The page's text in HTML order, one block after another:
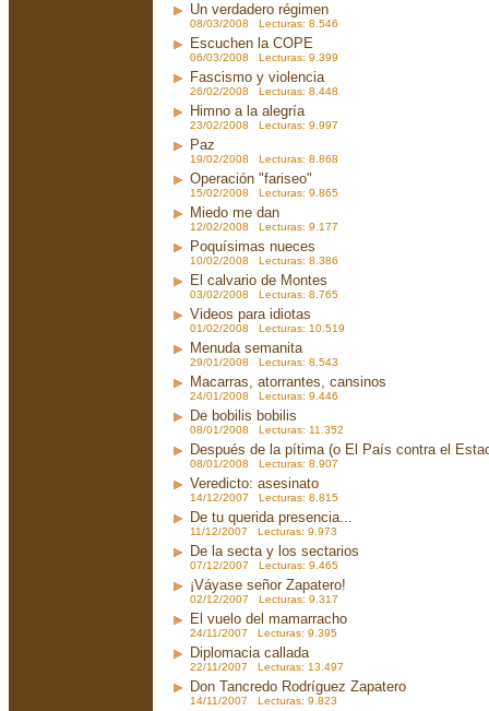
Un verdadero régimen
08/03/2008 Lecturas: 8.546
Escuchen la COPE
06/03/2008 Lecturas: 9.399
Fascismo y violencia
26/02/2008 Lecturas: 8.448
Himno a la alegría
23/02/2008 Lecturas: 9.997
Paz
19/02/2008 Lecturas: 8.868
Operación "fariseo"
15/02/2008 Lecturas: 9.865
Miedo me dan
12/02/2008 Lecturas: 9.177
Poquísimas nueces
10/02/2008 Lecturas: 8.386
El calvario de Montes
03/02/2008 Lecturas: 8.765
Videos para idiotas
01/02/2008 Lecturas: 10.519
Menuda semanita
29/01/2008 Lecturas: 8.543
Macarras, atorrantes, cansinos
24/01/2008 Lecturas: 9.446
De bobilis bobilis
08/01/2008 Lecturas: 11.352
Después de la pítima (o El País contra el
08/01/2008 Lecturas: 8.907
Veredicto: asesinato
14/12/2007 Lecturas: 8.815
De tu querida presencia...
11/12/2007 Lecturas: 9.973
De la secta y los sectarios
07/12/2007 Lecturas: 9.465
¡Váyase señor Zapatero!
02/12/2007 Lecturas: 9.317
El vuelo del mamarracho
24/11/2007 Lecturas: 9.395
Diplomacia callada
22/11/2007 Lecturas: 13.497
Don Tancredo Rodríguez Zapatero
14/11/2007 Lecturas: 9.823